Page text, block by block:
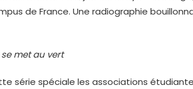
de France. Une radiographie
se met au vert
série spéciale les associations